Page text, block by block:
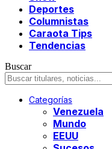
Deportes
Columnistas
Caraota Tips
Tendencias
Buscar
Categorías
Venezuela
Mundo
EEUU